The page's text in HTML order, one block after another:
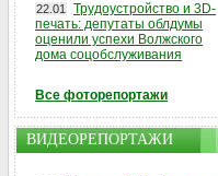
22.01
Трудоустройство и 3D-
печать: депутаты облдумы
оценили успехи Волжского
дома соцобслуживания
Все фоторепортажи
ВИДЕОРЕПОРТАЖИ